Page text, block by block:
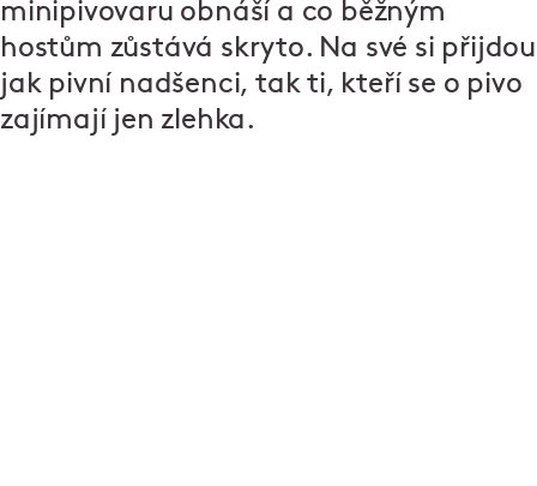
minipivovaru obnáší a co běžným
hostům zůstává skryto. Na své si přijdou
jak pivní nadšenci, tak ti, kteří se o pivo
zajímají jen zlehka.